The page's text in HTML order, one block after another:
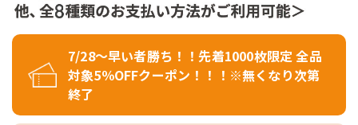
7/28～早い者勝ち！！先着1000枚限定 全品
対象5％OFFクーポン！！！※無くなり次第
終了